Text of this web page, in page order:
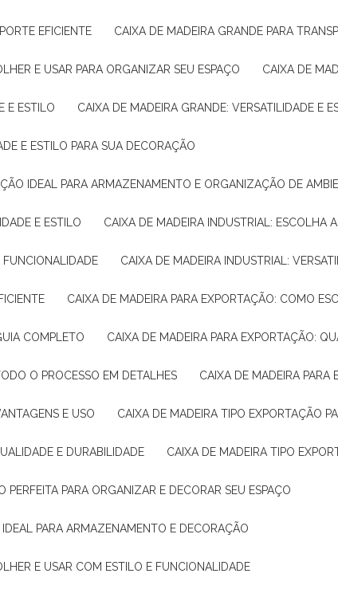
EFICIENTE CAIXA DE MADEIRA GRANDE PARA
E USAR PARA ORGANIZAR SEU ESPAÇO CAIXA DE
E ESTILO CAIXA DE MADEIRA GRANDE: VERSATILIDADE E
E ESTILO PARA SUA DECORAÇÃO
IDEAL PARA ARMAZENAMENTO E ORGANIZAÇÃO DE
E ESTILO CAIXA DE MADEIRA INDUSTRIAL: ESCOLHA
FUNCIONALIDADE CAIXA DE MADEIRA INDUSTRIAL:
CAIXA DE MADEIRA PARA EXPORTAÇÃO: COMO
COMPLETO CAIXA DE MADEIRA PARA EXPORTAÇÃO:
O PROCESSO EM DETALHES CAIXA DE MADEIRA
E USO CAIXA DE MADEIRA TIPO EXPORTAÇÃO
E DURABILIDADE CAIXA DE MADEIRA TIPO
PERFEITA PARA ORGANIZAR E DECORAR SEU ESPAÇO
PARA ARMAZENAMENTO E DECORAÇÃO
E USAR COM ESTILO E FUNCIONALIDADE